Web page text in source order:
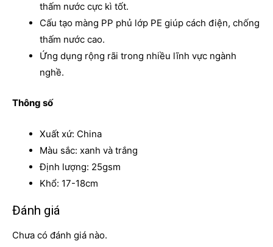
thấm nước cực kì tốt.
Cấu tạo màng PP phủ lớp PE giúp cách điện, chống
thấm nước cao.
Ứng dụng rộng rãi trong nhiều lĩnh vực ngành
nghề.
Thông số
Xuất xứ: China
Màu sắc: xanh và trắng
Định lượng: 25gsm
Khổ: 17-18cm
Đánh giá
Chưa có đánh giá nào.